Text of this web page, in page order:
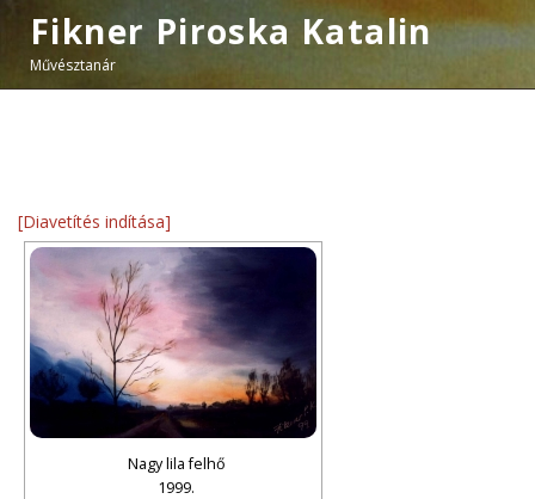
Fikner Piroska Katalin
Művésztanár
[Diavetítés indítása]
Nagy lila felhő
1999.